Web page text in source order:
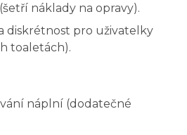
náklady na opravy).
diskrétnost pro uživatelky
toaletách).
náplní (dodatečné